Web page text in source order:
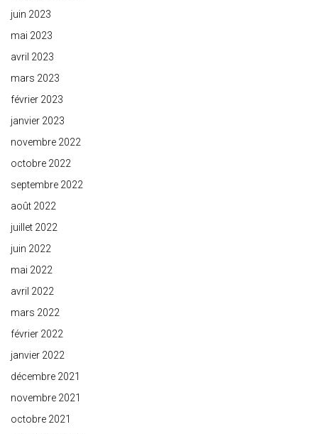
juin 2023
mai 2023
avril 2023
mars 2023
février 2023
janvier 2023
novembre 2022
octobre 2022
septembre 2022
août 2022
juillet 2022
juin 2022
mai 2022
avril 2022
mars 2022
février 2022
janvier 2022
décembre 2021
novembre 2021
octobre 2021